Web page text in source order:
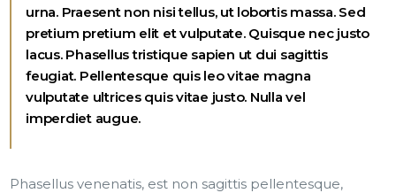
urna. Praesent non nisi tellus, ut lobortis massa. Sed
pretium pretium elit et vulputate. Quisque nec justo
lacus. Phasellus tristique sapien ut dui sagittis
feugiat. Pellentesque quis leo vitae magna
vulputate ultrices quis vitae justo. Nulla vel
imperdiet augue.
Phasellus venenatis, est non sagittis pellentesque,